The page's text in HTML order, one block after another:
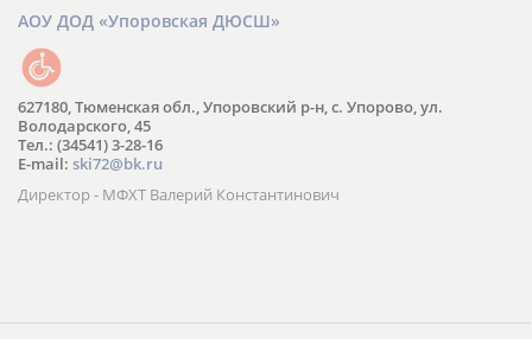
АОУ ДОД «Упоровская ДЮСШ»
627180, Тюменская обл., Упоровский р-н, с. Упорово, ул.
Володарского, 45
Тел.: (34541) 3-28-16
E-mail: ski72@bk.ru
Директор - МФХТ Валерий Константинович